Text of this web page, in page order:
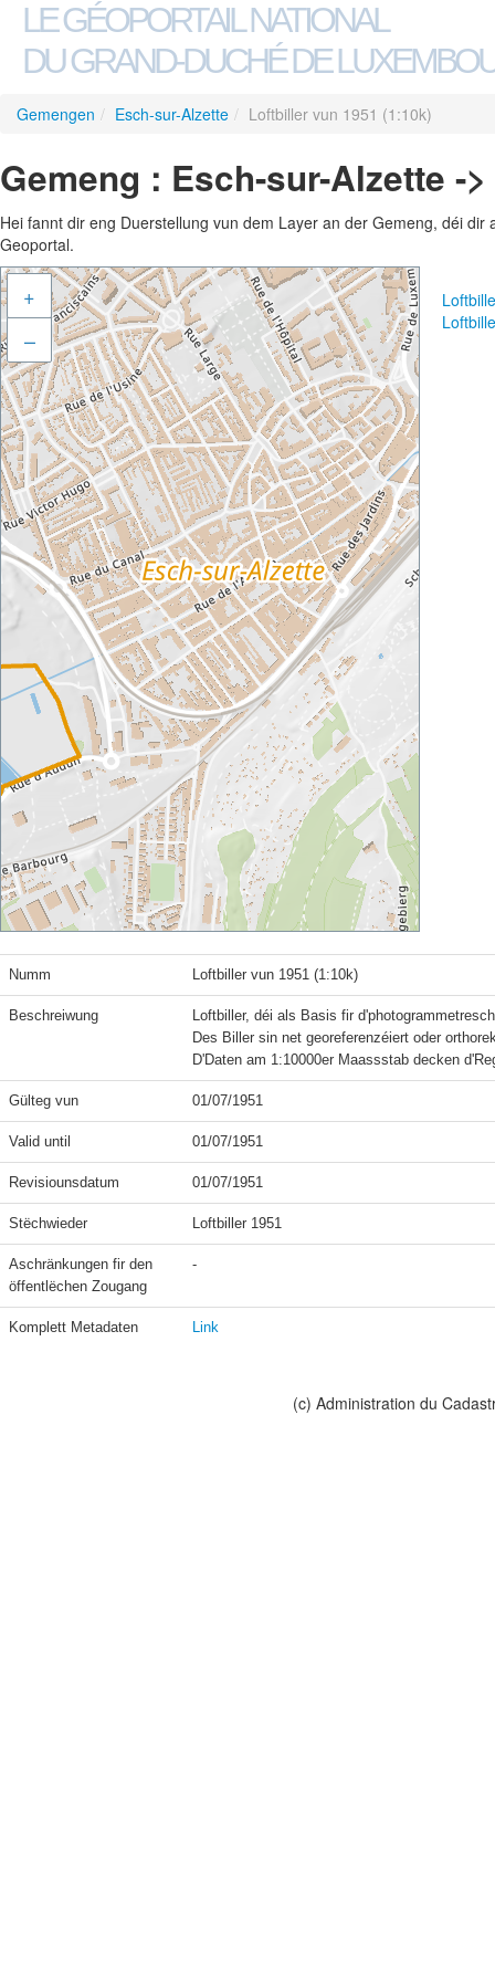
LE GÉOPORTAIL NATIONAL
DU GRAND-DUCHÉ DE
Gemengen / Esch-sur-Alzette / Loftbiller vun 1951 (1:10k)
Gemeng : Esch-sur-Alzette -
Hei fannt dir eng Duerstellung vun dem Layer an der Gemeng, déi
Geoportal.
+
–
Numm Loftbiller vun 1951 (1:10k)
Beschreiwung
Loftbiller, déi als Basis fir
Des Biller sin net georeferenzéiert oder
Gülteg vun 01/07/1951
Valid until 01/07/1951
Revisiounsdatum 01/07/1951
Stëchwieder Loftbiller 1951
Aschränkungen fir den
öffentlëchen Zougang
-
Komplett Metadaten Link
(c) Administration du